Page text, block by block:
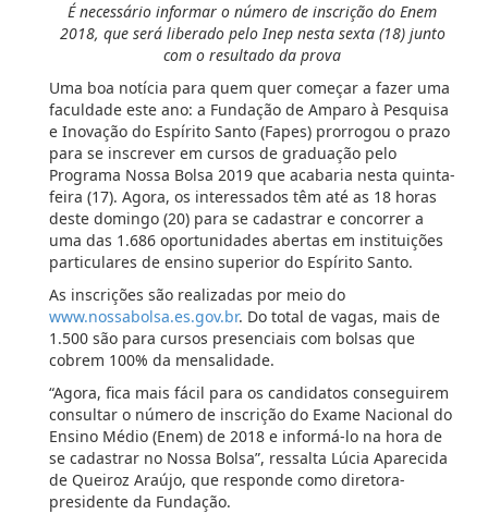
É necessário informar o número de inscrição do Enem
2018, que será liberado pelo Inep nesta sexta (18) junto
com o resultado da prova
Uma boa notícia para quem quer começar a fazer uma
faculdade este ano: a Fundação de Amparo à Pesquisa
e Inovação do Espírito Santo (Fapes) prorrogou o prazo
para se inscrever em cursos de graduação pelo
Programa Nossa Bolsa 2019 que acabaria nesta quinta-
feira (17). Agora, os interessados têm até as 18 horas
deste domingo (20) para se cadastrar e concorrer a
uma das 1.686 oportunidades abertas em instituições
particulares de ensino superior do Espírito Santo.
As inscrições são realizadas por meio do
www.nossabolsa.es.gov.br. Do total de vagas, mais de
1.500 são para cursos presenciais com bolsas que
cobrem 100% da mensalidade.
“Agora, fica mais fácil para os candidatos conseguirem
consultar o número de inscrição do Exame Nacional do
Ensino Médio (Enem) de 2018 e informá-lo na hora de
se cadastrar no Nossa Bolsa”, ressalta Lúcia Aparecida
de Queiroz Araújo, que responde como diretora-
presidente da Fundação.